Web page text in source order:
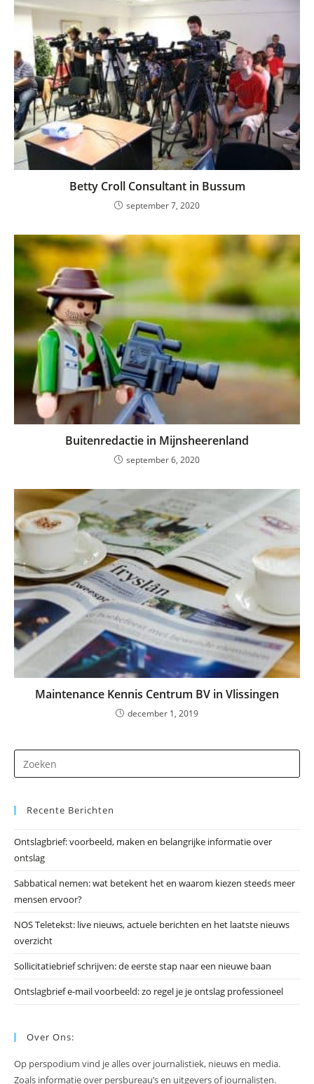
Betty Croll Consultant in Bussum
september 7, 2020
Buitenredactie in Mijnsheerenland
september 6, 2020
Maintenance Kennis Centrum BV in Vlissingen
december 1, 2019
op
Recente Berichten
Ontslagbrief: voorbeeld, maken en belangrijke informatie over
ontslag
Sabbatical nemen: wat betekent het en waarom kiezen steeds meer
mensen ervoor?
NOS Teletekst: live nieuws, actuele berichten en het laatste nieuws
overzicht
Sollicitatiebrief schrijven: de eerste stap naar een nieuwe baan
Ontslagbrief e-mail voorbeeld: zo regel je je ontslag professioneel
Over Ons:
Op perspodium vind je alles over journalistiek, nieuws en media.
Zoals informatie over persbureau’s en uitgevers of journalisten.